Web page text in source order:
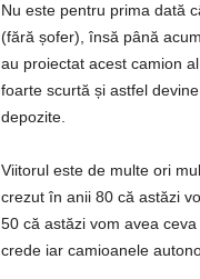
Nu este pentru prima dată
(fără șofer), însă până
au proiectat acest camion
foarte scurtă și astfel
depozite.
Viitorul este de multe ori
crezut în anii 80 că astăzi
50 că astăzi vom avea
crede iar camioanele